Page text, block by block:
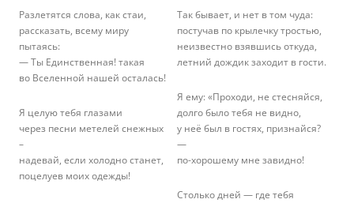
Разлетятся слова, как стаи,
рассказать, всему миру
пытаясь:
— Ты Единственная! такая
во Вселенной нашей осталась!
Я целую тебя глазами
через песни метелей снежных
–
надевай, если холодно станет,
поцелуев моих одежды!
Так бывает, и нет в том чуда:
постучав по крылечку тростью,
неизвестно взявшись откуда,
летний дождик заходит в гости.
Я ему: «Проходи, не стесняйся,
долго было тебя не видно,
у неё был в гостях, признайся?
—
по-хорошему мне завидно!
Столько дней — где тебя